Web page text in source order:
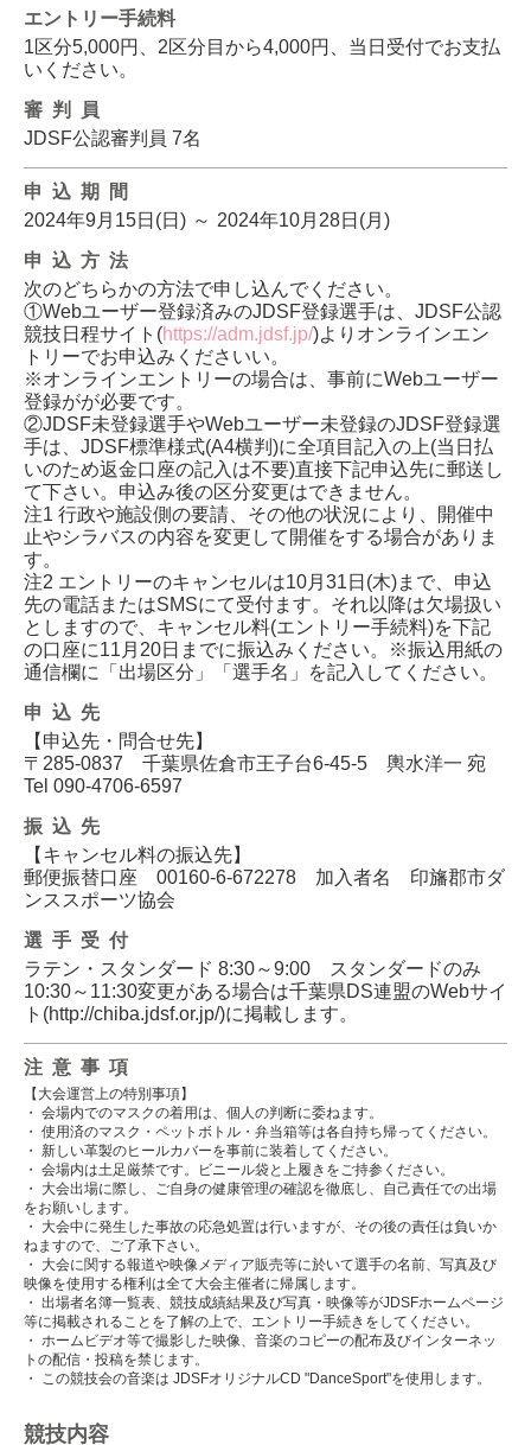
エントリー手続料
1区分5,000円、2区分目から4,000円、当日受付でお支払
いください。
審判員
JDSF公認審判員 7名
申込期間
2024年9月15日(日) ～ 2024年10月28日(月)
申込方法
次のどちらかの方法で申し込んでください。
①Webユーザー登録済みのJDSF登録選手は、JDSF公認
競技日程サイト(https://adm.jdsf.jp/)よりオンラインエン
トリーでお申込みくださいい。
※オンラインエントリーの場合は、事前にWebユーザー
登録がが必要です。
②JDSF未登録選手やWebユーザー未登録のJDSF登録選
手は、JDSF標準様式(A4横判)に全項目記入の上(当日払
いのため返金口座の記入は不要)直接下記申込先に郵送し
て下さい。申込み後の区分変更はできません。
注1 行政や施設側の要請、その他の状況により、開催中
止やシラバスの内容を変更して開催をする場合がありま
す。
注2 エントリーのキャンセルは10月31日(木)まで、申込
先の電話またはSMSにて受付ます。それ以降は欠場扱い
としますので、キャンセル料(エントリー手続料)を下記
の口座に11月20日までに振込みください。※振込用紙の
通信欄に「出場区分」「選手名」を記入してください。
申込先
【申込先・問合せ先】
〒285-0837 千葉県佐倉市王子台6-45-5 輿水洋一 宛
Tel 090-4706-6597
振込先
【キャンセル料の振込先】
郵便振替口座 00160-6-672278 加入者名 印旛郡市ダ
ンススポーツ協会
選手受付
ラテン・スタンダード 8:30～9:00 スタンダードのみ
10:30～11:30変更がある場合は千葉県DS連盟のWebサイ
ト(http://chiba.jdsf.or.jp/)に掲載します。
注意事項
【大会運営上の特別事項】
・ 会場内でのマスクの着用は、個人の判断に委ねます。
・ 使用済のマスク・ペットボトル・弁当箱等は各自持ち帰ってください。
・ 新しい革製のヒールカバーを事前に装着してください。
・ 会場内は土足厳禁です。ビニール袋と上履きをご持参ください。
・ 大会出場に際し、ご自身の健康管理の確認を徹底し、自己責任での出場
をお願いします。
・ 大会中に発生した事故の応急処置は行いますが、その後の責任は負いか
ねますので、ご了承下さい。
・ 大会に関する報道や映像メディア販売等に於いて選手の名前、写真及び
映像を使用する権利は全て大会主催者に帰属します。
・ 出場者名簿一覧表、競技成績結果及び写真・映像等がJDSFホームページ
等に掲載されることを了解の上で、エントリー手続きをしてください。
・ ホームビデオ等で撮影した映像、音楽のコピーの配布及びインターネッ
トの配信・投稿を禁じます。
・ この競技会の音楽は JDSFオリジナルCD "DanceSport"を使用します。
競技内容